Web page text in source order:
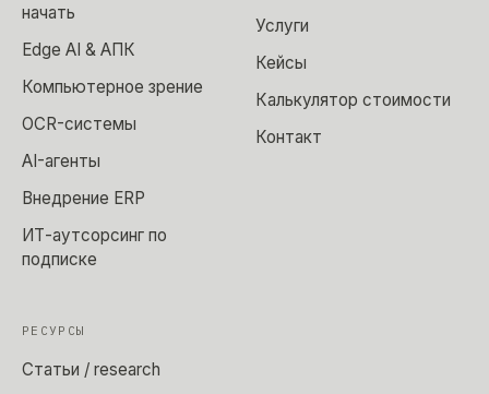
начать
Edge AI & АПК
Компьютерное зрение
OCR-системы
AI-агенты
Внедрение ERP
ИТ-аутсорсинг по
подписке
Услуги
Кейсы
Калькулятор стоимости
Контакт
РЕСУРСЫ
Статьи / research